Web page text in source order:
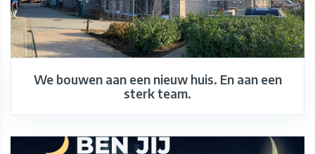
We bouwen aan een nieuw huis. En aan een
sterk team.